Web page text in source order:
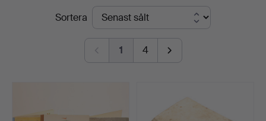
Norrköping
SlutpriserSortera
1 4